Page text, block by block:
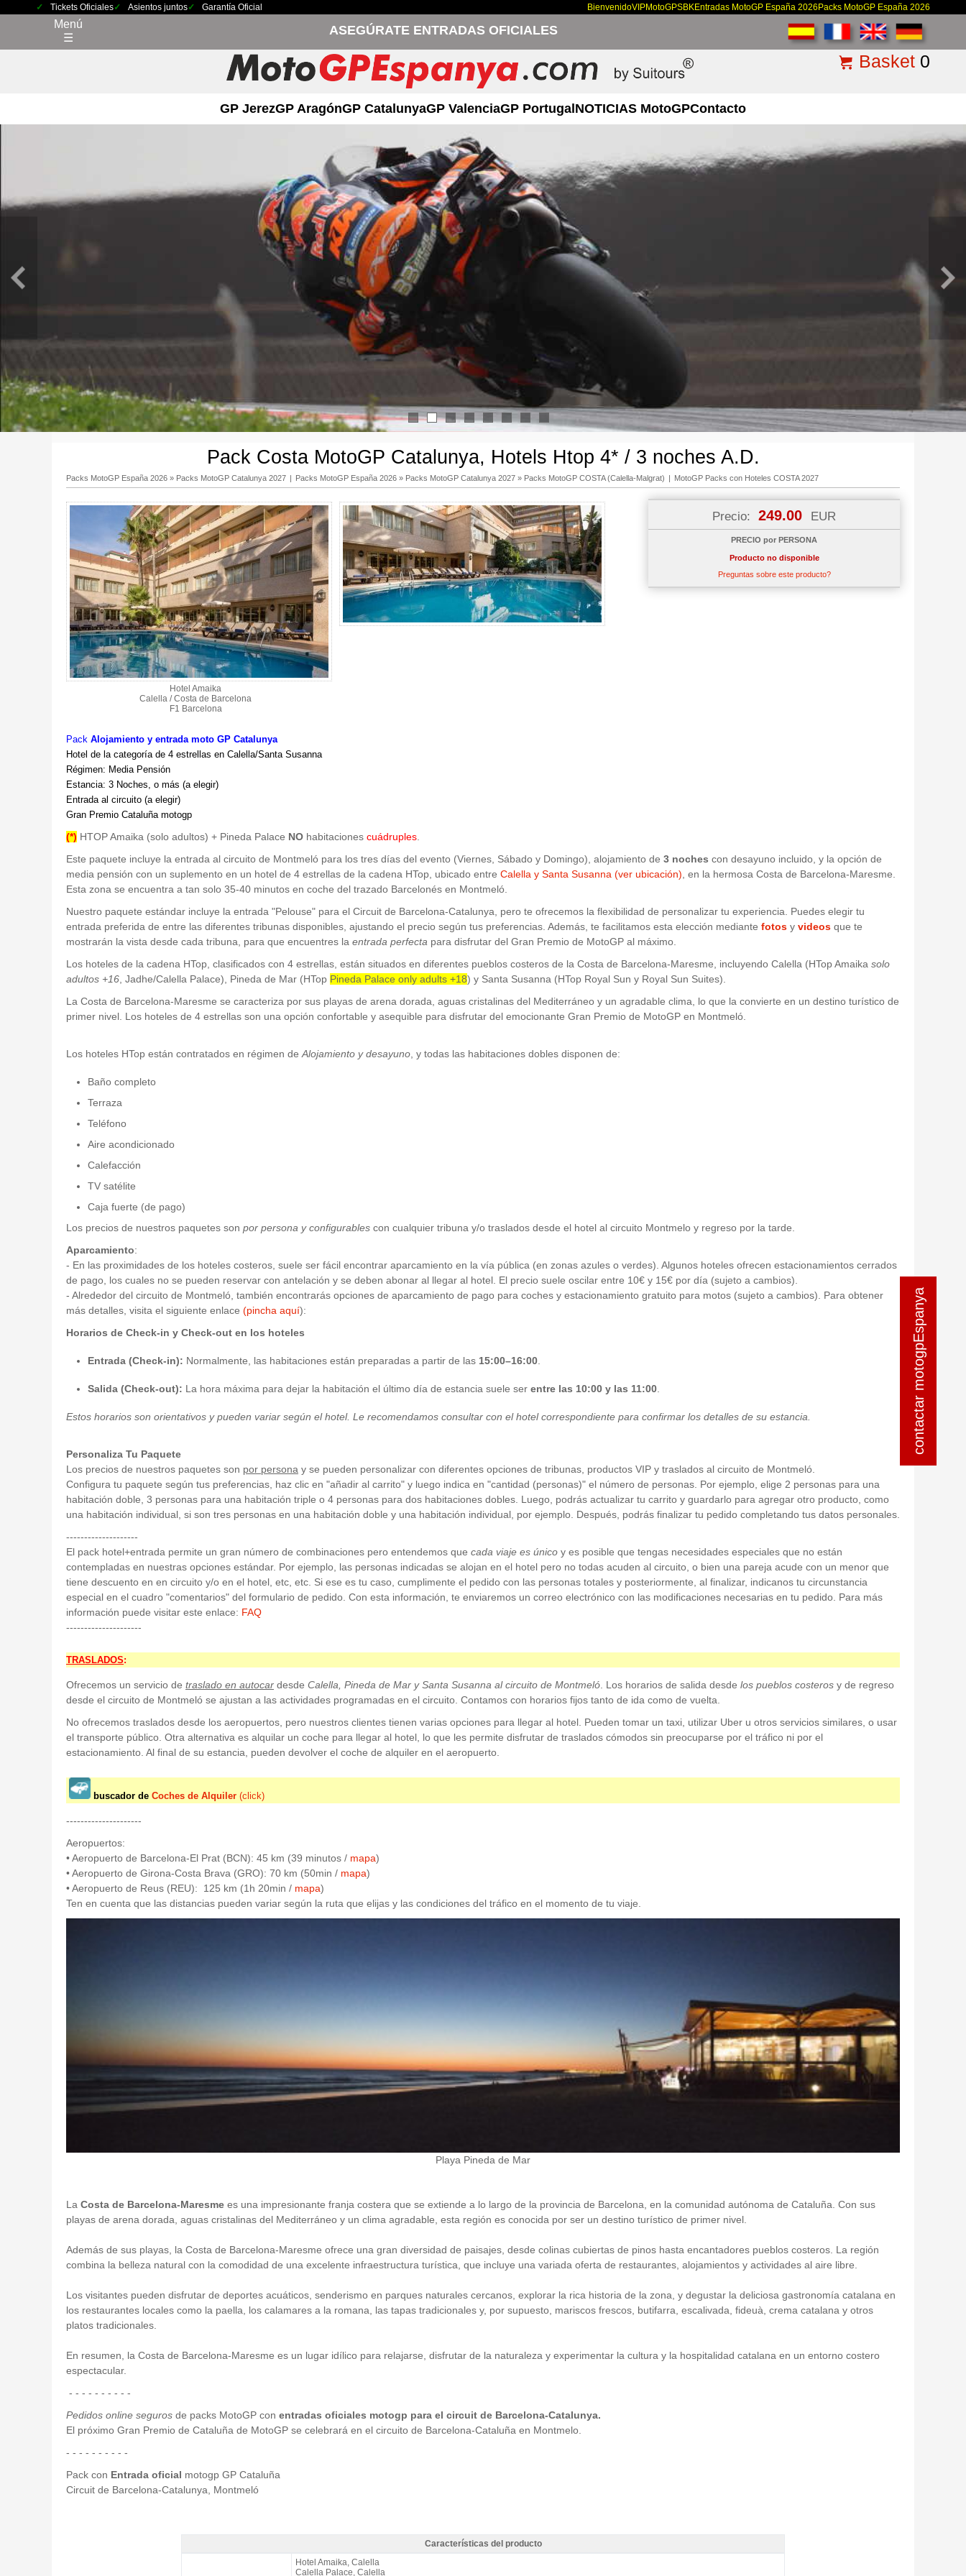
Tickets Oficiales Asientos juntos Garantía Oficial BienvenidoVIPMotoGPSBKEntradas MotoGP España 2026 Packs MotoGP España 2026
Menú
☰
ASEGÚRATE ENTRADAS OFICIALES
Basket 0
GP JerezGP AragónGP CatalunyaGP ValenciaGP PortugalNOTICIAS MotoGPContacto
1 3 4
contactar motogpEspanya
contactar motogpEspanya
Pack Costa MotoGP Catalunya, Hotels Htop 4* / 3 noches A.D.
Packs MotoGP España 2026 » Packs MotoGP Catalunya 2027 | Packs MotoGP España 2026 » Packs MotoGP Catalunya 2027 » Packs MotoGP COSTA (Calella-Malgrat) | MotoGP Packs con Hoteles COSTA 2027
Hotel Amaika
Calella / Costa de Barcelona
F1 Barcelona
Precio: 249.00 EUR
PRECIO por PERSONA
Producto no disponible
Preguntas sobre este producto?
Pack Alojamiento y entrada moto GP Catalunya
Hotel de la categoría de 4 estrellas en Calella/Santa Susanna
Régimen: Media Pensión
Estancia: 3 Noches, o más (a elegir)
Entrada al circuito (a elegir)
Gran Premio Cataluña motogp
(*) HTOP Amaika (solo adultos) + Pineda Palace NO habitaciones cuádruples
Este paquete incluye la entrada al circuito de Montmeló para los tres días del evento (Viernes, Sábado y Domingo), alojamiento de 3 noches con desayuno incluido, y la opción de
media pensión con un suplemento en un hotel de 4 estrellas de la cadena HTop, ubicado entre Calella y Santa Susanna (ver ubicación) , en la hermosa Costa de Barcelona-Maresme.
Esta zona se encuentra a tan solo 35-40 minutos en coche del trazado Barcelonés en Montmeló.
Nuestro paquete estándar incluye la entrada "Pelouse" para el Circuit de Barcelona-Catalunya, pero te ofrecemos la flexibilidad de personalizar tu experiencia. Puedes elegir tu
entrada preferida de entre las diferentes tribunas disponibles, ajustando el precio según tus preferencias. Además, te facilitamos esta elección mediante fotos y videos que te
mostrarán la vista desde cada tribuna, para que encuentres la entrada perfecta para disfrutar del Gran Premio de MotoGP al máximo.
Los hoteles de la cadena HTop, clasificados con 4 estrellas, están situados en diferentes pueblos costeros de la Costa de Barcelona-Maresme, incluyendo Calella (HTop Amaika solo
adultos +16 , Jadhe/Calella Palace), Pineda de Mar (HTop Pineda Palace only adults +18) y Santa Susanna (HTop Royal Sun y Royal Sun Suites).
La Costa de Barcelona-Maresme se caracteriza por sus playas de arena dorada, aguas cristalinas del Mediterráneo y un agradable clima, lo que la convierte en un destino turístico de
primer nivel. Los hoteles de 4 estrellas son una opción confortable y asequible para disfrutar del emocionante Gran Premio de MotoGP en Montmeló.
Los hoteles HTop están contratados en régimen de Alojamiento y desayuno , y todas las habitaciones dobles disponen de:
Baño completo
Terraza
Teléfono
Aire acondicionado
Calefacción
TV satélite
Caja fuerte (de pago)
Los precios de nuestros paquetes son por persona y configurables con cualquier tribuna y/o traslados desde el hotel al circuito Montmelo y regreso por la tarde.
Aparcamiento:
- En las proximidades de los hoteles costeros, suele ser fácil encontrar aparcamiento en la vía pública (en zonas azules o verdes). Algunos hoteles ofrecen estacionamientos cerrados
de pago, los cuales no se pueden reservar con antelación y se deben abonar al llegar al hotel. El precio suele oscilar entre 10€ y 15€ por día (sujeto a cambios).
- Alrededor del circuito de Montmeló, también encontrarás opciones de aparcamiento de pago para coches y estacionamiento gratuito para motos (sujeto a cambios). Para obtener
más detalles, visita el siguiente enlace (pincha aquí):
Horarios de Check-in y Check-out en los hoteles
Entrada (Check-in): Normalmente, las habitaciones están preparadas a partir de las 15:00–16:00
Salida (Check-out): La hora máxima para dejar la habitación el último día de estancia suele ser entre las 10:00 y las 11:00
Estos horarios son orientativos y pueden variar según el hotel. Le recomendamos consultar con el hotel correspondiente para confirmar los detalles de su estancia.
Personaliza Tu Paquete
Los precios de nuestros paquetes son por persona y se pueden personalizar con diferentes opciones de tribunas, productos VIP y traslados al circuito de Montmeló.
Configura tu paquete según tus preferencias, haz clic en "añadir al carrito" y luego indica en "cantidad (personas)" el número de personas. Por ejemplo, elige 2 personas para una
habitación doble, 3 personas para una habitación triple o 4 personas para dos habitaciones dobles. Luego, podrás actualizar tu carrito y guardarlo para agregar otro producto, como
una habitación individual, si son tres personas en una habitación doble y una habitación individual, por ejemplo. Después, podrás finalizar tu pedido completando tus datos personales.
--------------------
El pack hotel+entrada permite un gran número de combinaciones pero entendemos que cada viaje es único y es posible que tengas necesidades especiales que no están
contempladas en nuestras opciones estándar. Por ejemplo, las personas indicadas se alojan en el hotel pero no todas acuden al circuito, o bien una pareja acude con un menor que
tiene descuento en en circuito y/o en el hotel, etc, etc. Si ese es tu caso, cumplimente el pedido con las personas totales y posteriormente, al finalizar, indicanos tu circunstancia
especial en el cuadro "comentarios" del formulario de pedido. Con esta información, te enviaremos un correo electrónico con las modificaciones necesarias en tu pedido. Para más
información puede visitar este enlace: FAQ
---------------------
TRASLADOS:
Ofrecemos un servicio de traslado en autocar desde Calella, Pineda de Mar y Santa Susanna al circuito de Montmeló . Los horarios de salida desde los pueblos costeros y de regreso
desde el circuito de Montmeló se ajustan a las actividades programadas en el circuito. Contamos con horarios fijos tanto de ida como de vuelta.
No ofrecemos traslados desde los aeropuertos, pero nuestros clientes tienen varias opciones para llegar al hotel. Pueden tomar un taxi, utilizar Uber u otros servicios similares, o usar
el transporte público. Otra alternativa es alquilar un coche para llegar al hotel, lo que les permite disfrutar de traslados cómodos sin preocuparse por el tráfico ni por el
estacionamiento. Al final de su estancia, pueden devolver el coche de alquiler en el aeropuerto.
buscador de Coches de Alquiler (click)
---------------------
Aeropuertos:
• Aeropuerto de Barcelona-El Prat (BCN): 45 km (39 minutos / mapa)
• Aeropuerto de Girona-Costa Brava (GRO): 70 km (50min / mapa)
• Aeropuerto de Reus (REU): 125 km (1h 20min / mapa)
Ten en cuenta que las distancias pueden variar según la ruta que elijas y las condiciones del tráfico en el momento de tu viaje.
Playa Pineda de Mar
La Costa de Barcelona-Maresme es una impresionante franja costera que se extiende a lo largo de la provincia de Barcelona, en la comunidad autónoma de Cataluña. Con sus
playas de arena dorada, aguas cristalinas del Mediterráneo y un clima agradable, esta región es conocida por ser un destino turístico de primer nivel.
Además de sus playas, la Costa de Barcelona-Maresme ofrece una gran diversidad de paisajes, desde colinas cubiertas de pinos hasta encantadores pueblos costeros. La región
combina la belleza natural con la comodidad de una excelente infraestructura turística, que incluye una variada oferta de restaurantes, alojamientos y actividades al aire libre.
Los visitantes pueden disfrutar de deportes acuáticos, senderismo en parques naturales cercanos, explorar la rica historia de la zona, y degustar la deliciosa gastronomía catalana en
los restaurantes locales como la paella, los calamares a la romana, las tapas tradicionales y, por supuesto, mariscos frescos, butifarra, escalivada, fideuà, crema catalana y otros
platos tradicionales.
En resumen, la Costa de Barcelona-Maresme es un lugar idílico para relajarse, disfrutar de la naturaleza y experimentar la cultura y la hospitalidad catalana en un entorno costero
espectacular.
- - - - - - - - - -
Pedidos online seguros de packs MotoGP con entradas oficiales motogp para el circuit de Barcelona-Catalunya.
El próximo Gran Premio de Cataluña de MotoGP se celebrará en el circuito de Barcelona-Cataluña en Montmelo.
- - - - - - - - - -
Pack con Entrada oficial motogp GP Cataluña
Circuit de Barcelona-Catalunya, Montmeló
Pack Costa MotoGP Catalunya, Hotels Htop 4* / 3 noches A.D. - Características del producto
Características del producto
Hotel Amaika, Calella
Calella Palace, Calella